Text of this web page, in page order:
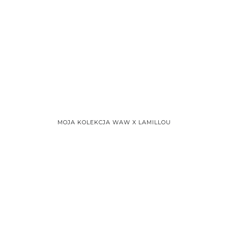
MOJA KOLEKCJA WAW X LAMILLOU